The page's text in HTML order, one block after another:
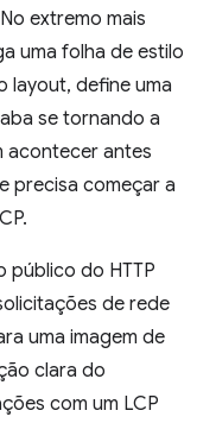
extremo mais
uma folha de estilo
layout, define uma
se tornando a
acontecer antes
precisa começar a
público do HTTP
de rede
uma imagem de
clara do
com um LCP